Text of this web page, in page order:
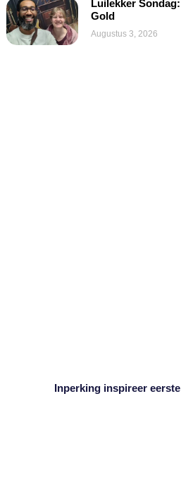
Luilekker
Gold
Augustus 3, 2026
Inperking inspireer